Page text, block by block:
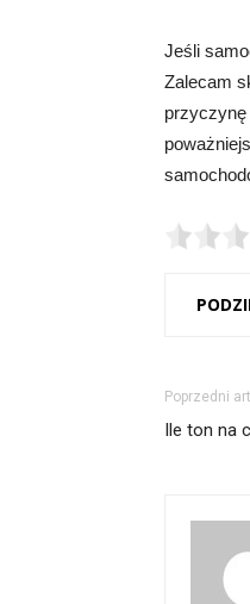
Jeśli
Zalecam
przyczynę
Poprzedni
Ile ton na